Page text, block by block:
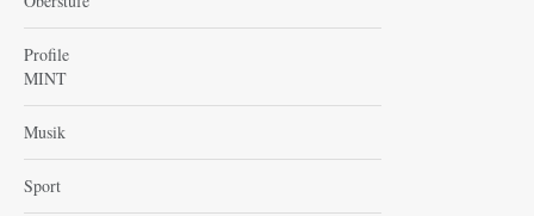
Profile
MINT
Musik
Sport